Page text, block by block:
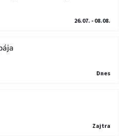
26.07. - 08.08.
Dnes
Zajtra